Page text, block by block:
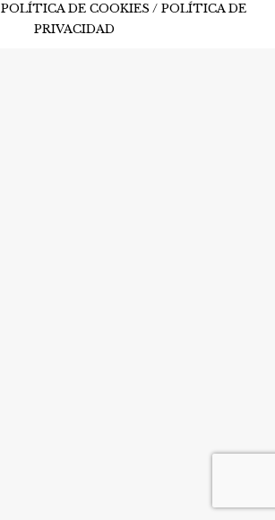
POLÍTICA DE COOKIES / POLÍTICA DE
PRIVACIDAD